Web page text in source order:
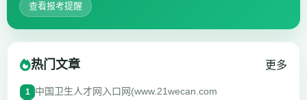
查看报考提醒
热门文章 更多
1 中国卫生人才网入口网(www.21wecan.com